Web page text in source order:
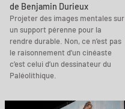
de Benjamin Durieux
Projeter des images mentales sur
un support pérenne pour la
rendre durable. Non, ce n’est pas
le raisonnement d’un cinéaste
c’est celui d’un dessinateur du
Paléolithique.